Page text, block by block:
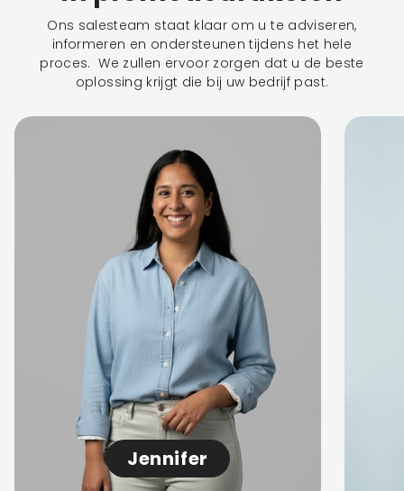
Ons salesteam staat klaar om u te adviseren,
informeren en ondersteunen tijdens het hele
proces. We zullen ervoor zorgen dat u de beste
oplossing krijgt die bij uw bedrijf past.
Jennifer